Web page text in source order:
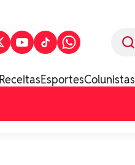
ReceitasEsportesColunistas